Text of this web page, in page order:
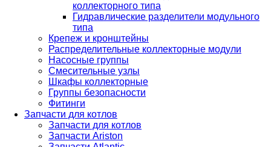
коллекторного типа
Гидравлические разделители модульного
типа
Крепеж и кронштейны
Распределительные коллекторные модули
Насосные группы
Смесительные узлы
Шкафы коллекторные
Группы безопасности
Фитинги
Запчасти для котлов
Запчасти для котлов
Запчасти Ariston